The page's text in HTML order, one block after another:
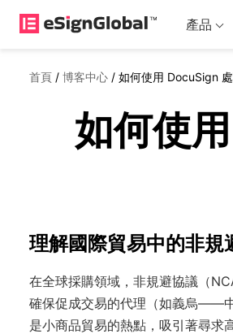
產品
首頁 / 博客中心 / 如何使用 DocuSign
如何使
理解國際貿易中的非規
在全球採購領域，非規避協議（
確保促成交易的代理（如義烏——
是小商品貿易的熱點，吸引著尋求